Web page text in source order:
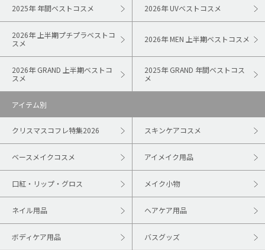
2025年 年間ベストコスメ 2026年 UVベストコスメ
2026年 上半期プチプラベストコ
スメ
2026年 MEN 上半期ベストコスメ
2026年 GRAND 上半期ベストコ
スメ
2025年 GRAND 年間ベストコス
メ
アイテム別
クリスマスコフレ特集2026 スキンケアコスメ
ベースメイクコスメ アイメイク用品
口紅・リップ・グロス メイク小物
ネイル用品 ヘアケア用品
ボディケア用品 バスグッズ